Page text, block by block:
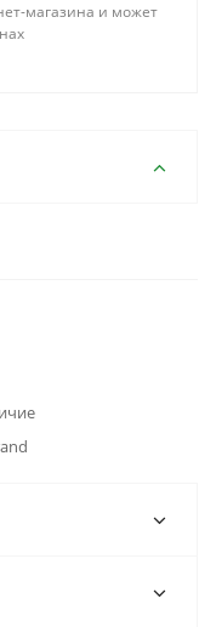
магазина и может